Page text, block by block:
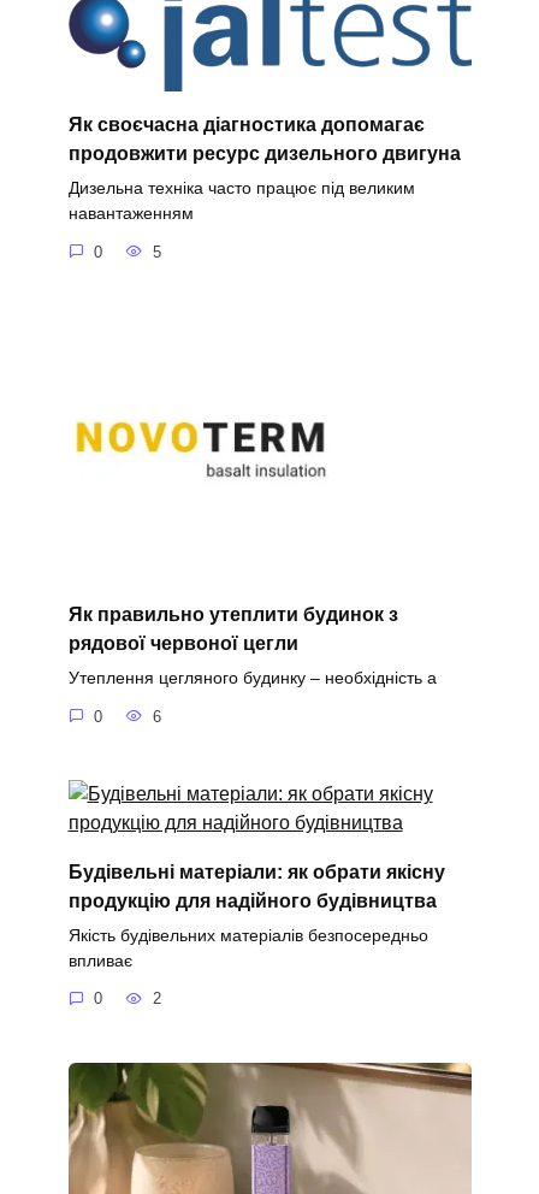
Як своєчасна діагностика допомагає
продовжити ресурс дизельного двигуна
Дизельна техніка часто працює під великим
навантаженням
0 5
Як правильно утеплити будинок з
рядової червоної цегли
Утеплення цегляного будинку – необхідність а
0 6
Будівельні матеріали: як обрати якісну
продукцію для надійного будівництва
Якість будівельних матеріалів безпосередньо
впливає
0 2